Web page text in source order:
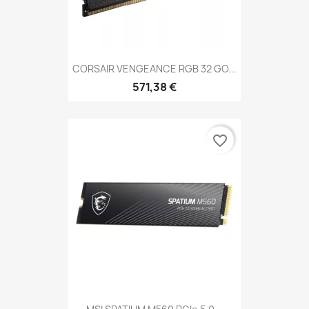
CORSAIR VENGEANCE RGB 32 GO...
571,38 €
favorite_border